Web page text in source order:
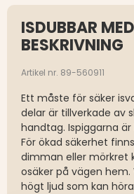
ISDUBBAR
BESKRIVNING
Artikel nr. 89-560911
Ett måste för säker
delar är tillverkade av
handtag. Ispiggarna
För ökad säkerhet
dimman eller mörkret
osäker på vägen
högt ljud som kan